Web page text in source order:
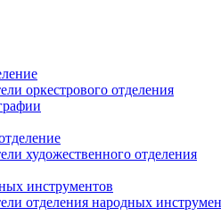
оркестрового отделения
художественного отделения
инструментов
отделения народных